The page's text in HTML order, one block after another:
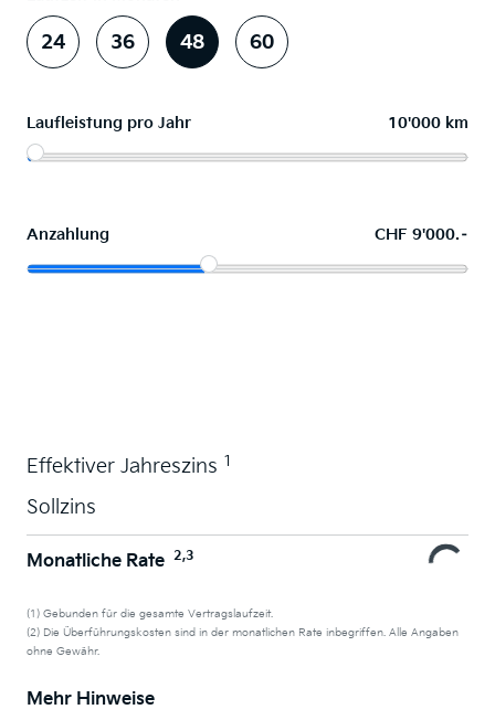
24 36 48 60
Laufleistung pro Jahr 10'000 km
Anzahlung CHF 9'000.–
Effektiver Jahreszins 1
Sollzins
Monatliche Rate 2,3
(1) Gebunden für die gesamte Vertragslaufzeit.
(2) Die Überführungskosten sind in der monatlichen Rate inbegriffen. Alle Angaben
ohne Gewähr.
Mehr Hinweise